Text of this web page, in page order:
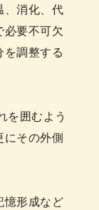
、消化、代
要不可欠
調整する
を囲むよう
にその外側
憶形成など